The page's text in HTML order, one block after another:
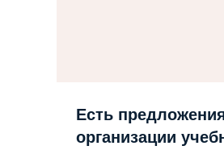
Есть
организации